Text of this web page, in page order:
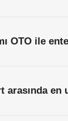
OTO ile
arasında